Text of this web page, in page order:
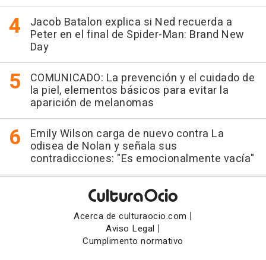
Jacob Batalon explica si Ned recuerda a
Peter en el final de Spider-Man: Brand New
Day
COMUNICADO: La prevención y el cuidado de
la piel, elementos básicos para evitar la
aparición de melanomas
Emily Wilson carga de nuevo contra La
odisea de Nolan y señala sus
contradicciones: "Es emocionalmente vacía"
Acerca de culturaocio.com |
Aviso Legal |
Cumplimento normativo